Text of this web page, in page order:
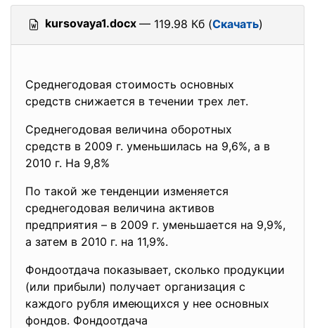
kursovaya1.docx — 119.98 Кб (Скачать)
Среднегодовая стоимость основных
средств снижается в течении трех лет.
Среднегодовая величина оборотных
средств в 2009 г. уменьшилась на 9,6%, а в
2010 г. На 9,8%
По такой же тенденции изменяется
среднегодовая величина активов
предприятия – в 2009 г. уменьшается на 9,9%,
а затем в 2010 г. на 11,9%.
Фондоотдача показывает, сколько продукции
(или прибыли) получает организация с
каждого рубля имеющихся у нее основных
фондов. Фондоотдача